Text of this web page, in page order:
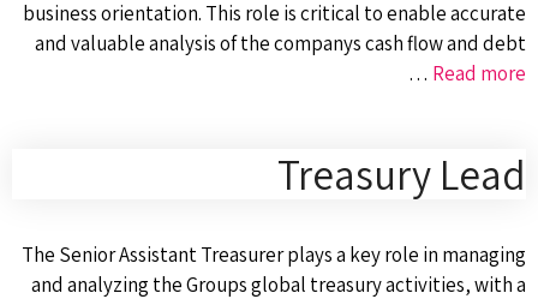
business orientation. This role is critical to enable accurate
and valuable analysis of the companys cash flow and debt
… Read more
Treasury Lead
The Senior Assistant Treasurer plays a key role in managing
and analyzing the Groups global treasury activities, with a